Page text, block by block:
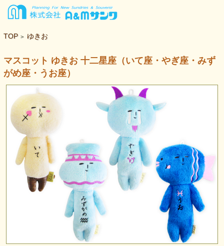
TOP > ゆきお
マスコット ゆきお 十二星座（いて座・やぎ座・みず
がめ座・うお座）